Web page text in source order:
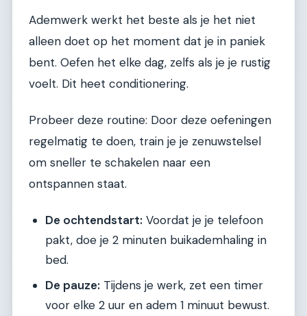
Ademwerk werkt het beste als je het niet
alleen doet op het moment dat je in paniek
bent. Oefen het elke dag, zelfs als je je rustig
voelt. Dit heet conditionering.
Probeer deze routine: Door deze oefeningen
regelmatig te doen, train je je zenuwstelsel
om sneller te schakelen naar een
ontspannen staat.
De ochtendstart: Voordat je je telefoon
pakt, doe je 2 minuten buikademhaling in
bed.
De pauze: Tijdens je werk, zet een timer
voor elke 2 uur en adem 1 minuut bewust.